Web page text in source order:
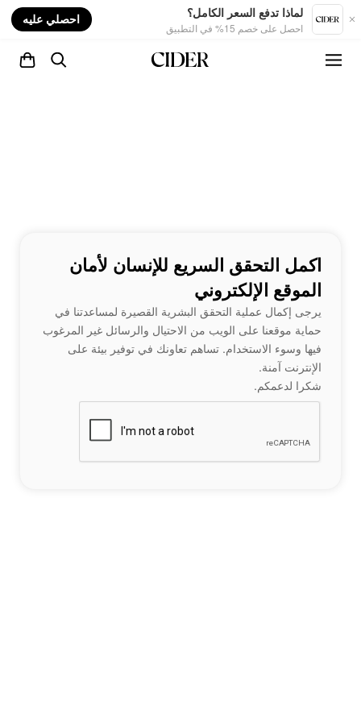
لماذا تدفع السعر الكامل؟
احصل على خصم 15% في التطبيق
احصلي عليه
اكمل التحقق السريع للإنسان لأمان
الموقع الإلكتروني
يرجى إكمال عملية التحقق البشرية القصيرة لمساعدتنا في
حماية موقعنا على الويب من الاحتيال والرسائل غير المرغوب
فيها وسوء الاستخدام. تساهم تعاونك في توفير بيئة على
الإنترنت آمنة.
شكرا لدعمكم.